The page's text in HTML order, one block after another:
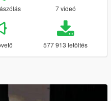
7 videó
577 913 letöltés